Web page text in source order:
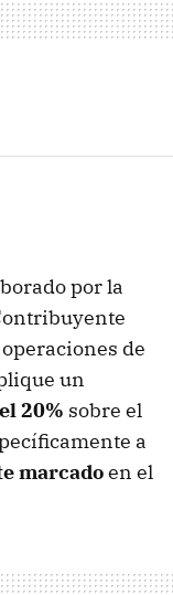
por la
de
un
20% sobre el
a
marcadoen el